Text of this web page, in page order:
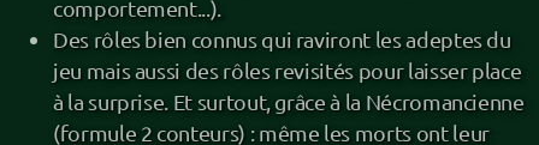
comportement...).
Des rôles bien connus qui raviront les adeptes du
jeu mais aussi des rôles revisités pour laisser place
à la surprise. Et surtout, grâce à la Nécromancienne
(formule 2 conteurs) : même les morts ont leur
Balade contée
Prestation contée